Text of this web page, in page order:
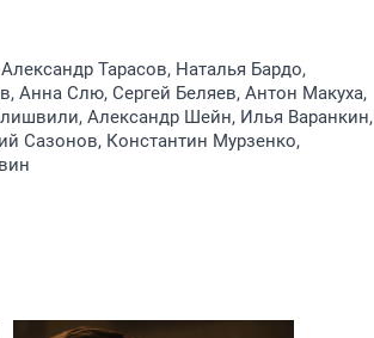
Тарасов, Наталья Бардо,
Анна Слю, Сергей Беляев, Антон Макуха,
Александр Шейн, Илья Варанкин,
Сазонов, Константин Мурзенко,